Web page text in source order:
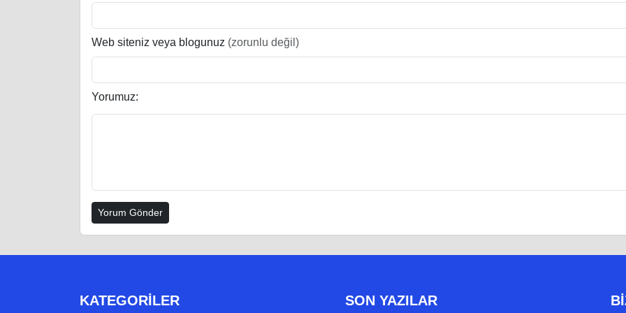
Web siteniz veya blogunuz (zorunlu değil)
Yorumuz:
KATEGORILER SON YAZILAR